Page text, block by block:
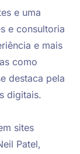
e uma
e consultoria
e mais
como
destaca pela
digitais.
sites
Patel,